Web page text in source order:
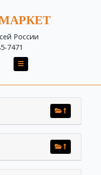
России
7471